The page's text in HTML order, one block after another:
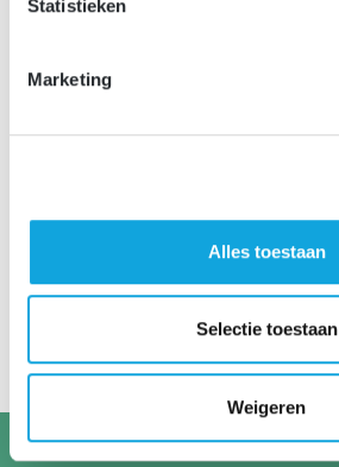
Statistieken
Marketing
Alles toestaan
Selectie toestaan
Weigeren
STAP 1